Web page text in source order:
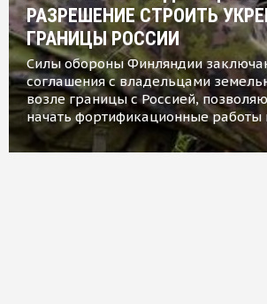
РАЗРЕШЕНИЕ СТРОИТЬ
ГРАНИЦЫ РОССИИ
Силы обороны Финляндии
соглашения с владельцами
возле границы с Россией,
начать фортификационные работы